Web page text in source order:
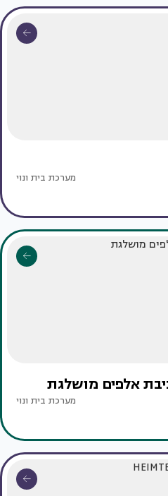
מערכת בית ונוי
אלפים מושלגת
מערכת בית ונוי